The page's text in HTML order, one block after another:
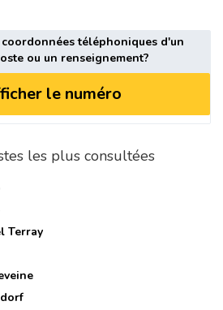
téléphoniques d'un
ou un renseignement?
le numéro
les plus consultées
Terray